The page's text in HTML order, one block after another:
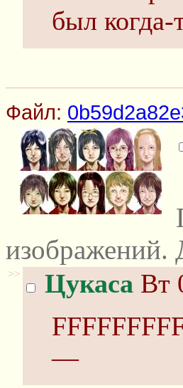
был когда-
Файл:
изображений.
>> Цукаса Вт
—